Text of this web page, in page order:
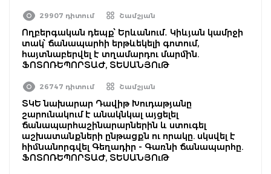
29907 դիտում Շամշյան
Ողբերգական դեպք՝ Երևանում․ Կիևյան կամրջի
տակ՝ ճանապարհի երթևեկելի գոտում,
հայտնաբերվել է տղամարդու մարմին.
ՖՈՏՈՌԵՊՈՐՏԱԺ, ՏԵՍԱՆՅՈւԹ
26747 դիտում Շամշյան
ՏԿԵ նախարար Դավիթ Խուդաթյանը
շարունակում է անակնկալ այցելել
ճանապարհաշինարարներին և ստուգել
աշխատանքների ընթացքն ու որակը. սկսվել է
հիմնանորգվել Գեղադիր - Գառնի ճանապարհը.
ՖՈՏՈՌԵՊՈՐՏԱԺ, ՏԵՍԱՆՅՈւԹ